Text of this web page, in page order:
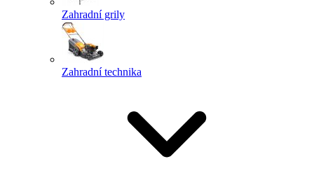
Zahradní grily
Zahradní technika